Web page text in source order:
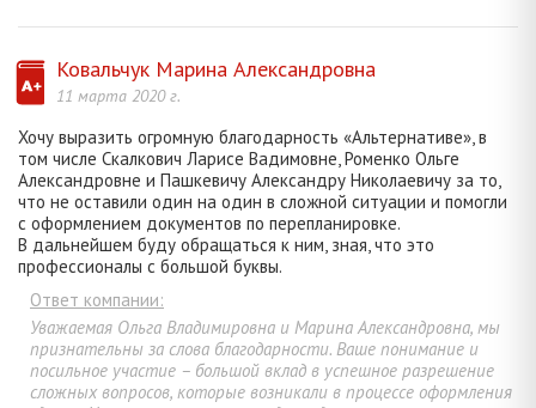
Ковальчук Марина Александровна
11 марта 2020 г.
Хочу выразить огромную благодарность «Альтернативе», в
том числе Скалкович Ларисе Вадимовне, Роменко Ольге
Александровне и Пашкевичу Александру Николаевичу за то,
что не оставили один на один в сложной ситуации и помогли
с оформлением документов по перепланировке.
В дальнейшем буду обращаться к ним, зная, что это
профессионалы с большой буквы.
Ответ компании:
Уважаемая Ольга Владимировна и Марина Александровна, мы
признательны за слова благодарности. Ваше понимание и
посильное участие – большой вклад в успешное разрешение
сложных вопросов, которые возникали в процессе оформления